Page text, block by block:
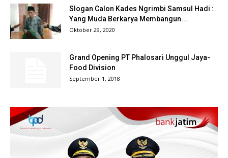
Slogan Calon Kades Ngrimbi Samsul Hadi :
Yang Muda Berkarya Membangun...
Oktober 29, 2020
Grand Opening PT Phalosari Unggul Jaya-
Food Division
September 1, 2018